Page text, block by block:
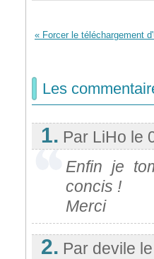
« Forcer le téléchargement
Les
1. Par LiHo le
Enfin je
concis !
Merci
2. Par devile